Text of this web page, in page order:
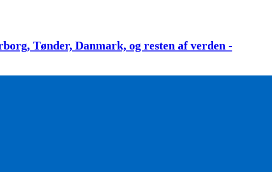
Tønder, Danmark, og resten af verden -